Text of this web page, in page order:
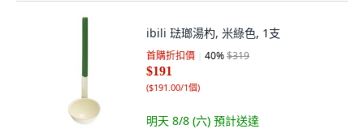
ibili 琺瑯湯杓, 米綠色, 1支
首購折扣價 40%$319
$191
($191.00/1個)
明天 8/8 (六) 預計送達